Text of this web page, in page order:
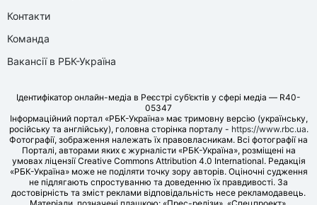
Контакти
Команда
Вакансії в РБК-Україна
Ідентифікатор онлайн-медіа в Реєстрі суб’єктів у сфері медіа — R40-
05347
Інформаційний портал «РБК-Україна» має тримовну версію (українську,
російську та англійську), головна сторінка порталу - https://www.rbc.ua.
Фотографії, зображення належать їх правовласникам. Всі фотографії на
Порталі, авторами яких є журналісти «РБК-Україна», розміщені на
умовах ліцензії Creative Commons Attribution 4.0 International. Редакція
«РБК-Україна» може не поділяти точку зору авторів. Оціночні судження
не підлягають спростуванню та доведенню їх правдивості. За
достовірність та зміст реклами відповідальність несе рекламодавець.